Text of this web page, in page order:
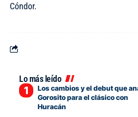
Cóndor.
Lo más leído
Los cambios y el debut que
Gorosito para el clásico con
Huracán